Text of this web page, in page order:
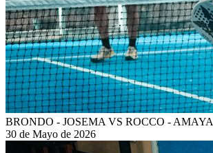
BRONDO - JOSEMA VS ROCCO - AMAYA
30 de Mayo de 2026